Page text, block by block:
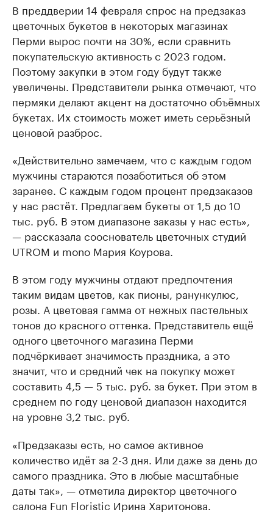
В преддверии 14 февраля спрос на предзаказ
цветочных букетов в некоторых магазинах
Перми вырос почти на 30%, если сравнить
покупательскую активность с 2023 годом.
Поэтому закупки в этом году будут также
увеличены. Представители рынка отмечают, что
пермяки делают акцент на достаточно объёмных
букетах. Их стоимость может иметь серьёзный
ценовой разброс.
«Действительно замечаем, что с каждым годом
мужчины стараются позаботиться об этом
заранее. С каждым годом процент предзаказов
у нас растёт. Предлагаем букеты от 1,5 до 10
тыс. руб. В этом диапазоне заказы у нас есть»,
— рассказала сооснователь цветочных студий
UTROM и mono Мария Коурова.
В этом году мужчины отдают предпочтения
таким видам цветов, как пионы, ранункулюс,
розы. А цветовая гамма от нежных пастельных
тонов до красного оттенка. Представитель ещё
одного цветочного магазина Перми
подчёркивает значимость праздника, а это
значит, что и средний чек на покупку может
составить 4,5 — 5 тыс. руб. за букет. При этом в
среднем по году ценовой диапазон находится
на уровне 3,2 тыс. руб.
«Предзаказы есть, но самое активное
количество идёт за 2-3 дня. Или даже за день до
самого праздника. Это в любые масштабные
даты так», — отметила директор цветочного
салона Fun Floristic Ирина Харитонова.